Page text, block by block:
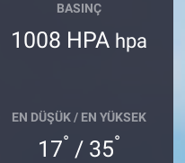
BASINÇ
1008 HPA hpa
EN DÜŞÜK / EN YÜKSEK
17° / 35°